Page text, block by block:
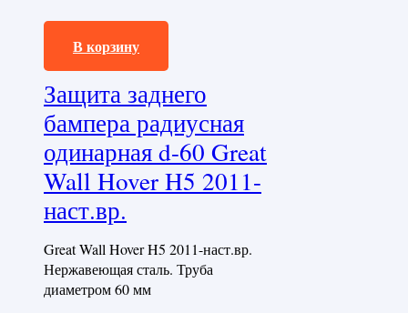
19080,0₽
В корзину
Защита заднего
бампера радиусная
одинарная d-60 Great
Wall Hover H5 2011-
наст.вр.
Great Wall Hover H5 2011-наст.вр.
Нержавеющая сталь. Труба
диаметром 60 мм